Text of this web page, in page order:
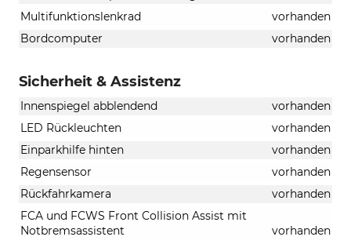
Multifunktionslenkrad
vorhanden
Bordcomputer
vorhanden
Sicherheit & Assistenz
Innenspiegel abblendend
vorhanden
LED Rückleuchten
vorhanden
Einparkhilfe hinten
vorhanden
Regensensor
vorhanden
Rückfahrkamera
vorhanden
FCA und FCWS Front Collision Assist mit
Notbremsassistent
vorhanden